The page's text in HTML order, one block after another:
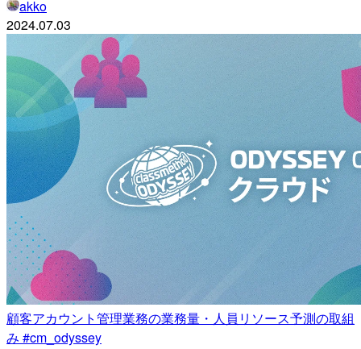
akko
2024.07.03
顧客アカウント管理業務の業務量・人員リソース予測の取組
み #cm_odyssey